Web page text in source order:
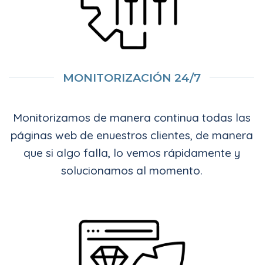
MONITORIZACIÓN 24/7
Monitorizamos de manera continua todas las
páginas web de enuestros clientes, de manera
que si algo falla, lo vemos rápidamente y
solucionamos al momento.